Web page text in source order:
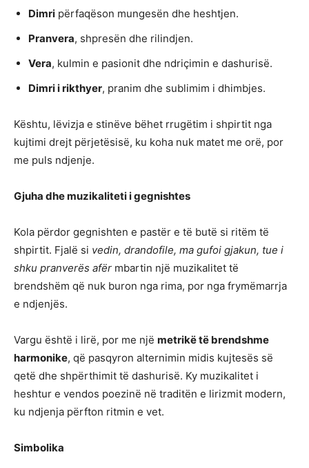
Dimri përfaqëson mungesën dhe heshtjen.
Pranvera, shpresën dhe rilindjen.
Vera, kulmin e pasionit dhe ndriçimin e dashurisë.
Dimri i rikthyer, pranim dhe sublimim i dhimbjes.
Kështu, lëvizja e stinëve bëhet rrugëtim i shpirtit nga
kujtimi drejt përjetësisë, ku koha nuk matet me orë, por
me puls ndjenje.
Gjuha dhe muzikaliteti i gegnishtes
Kola përdor gegnishten e pastër e të butë si ritëm të
shpirtit. Fjalë si vedin, drandofile, ma gufoi gjakun, tue i
shku pranverës afër mbartin një muzikalitet të
brendshëm që nuk buron nga rima, por nga frymëmarrja
e ndjenjës.
Vargu është i lirë, por me një metrikë të brendshme
harmonike, që pasqyron alternimin midis kujtesës së
qetë dhe shpërthimit të dashurisë. Ky muzikalitet i
heshtur e vendos poezinë në traditën e lirizmit modern,
ku ndjenja përfton ritmin e vet.
Simbolika